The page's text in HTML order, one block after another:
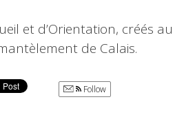
et d’Orientation, créés au
de Calais.
Follow